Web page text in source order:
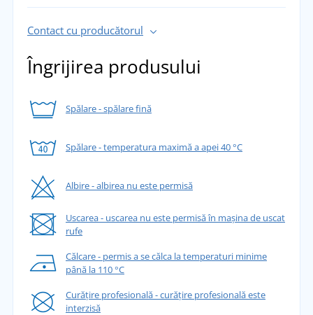
Contact cu producătorul
Îngrijirea produsului
Spălare - spălare fină
Spălare - temperatura maximă a apei 40 °C
Albire - albirea nu este permisă
Uscarea - uscarea nu este permisă în mașina de uscat
rufe
Călcare - permis a se călca la temperaturi minime
până la 110 °C
Curățire profesională - curățire profesională este
interzisă